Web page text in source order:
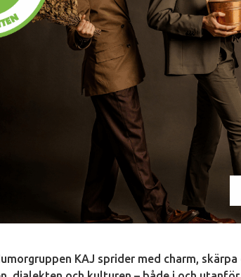
KAJ sprider med charm,